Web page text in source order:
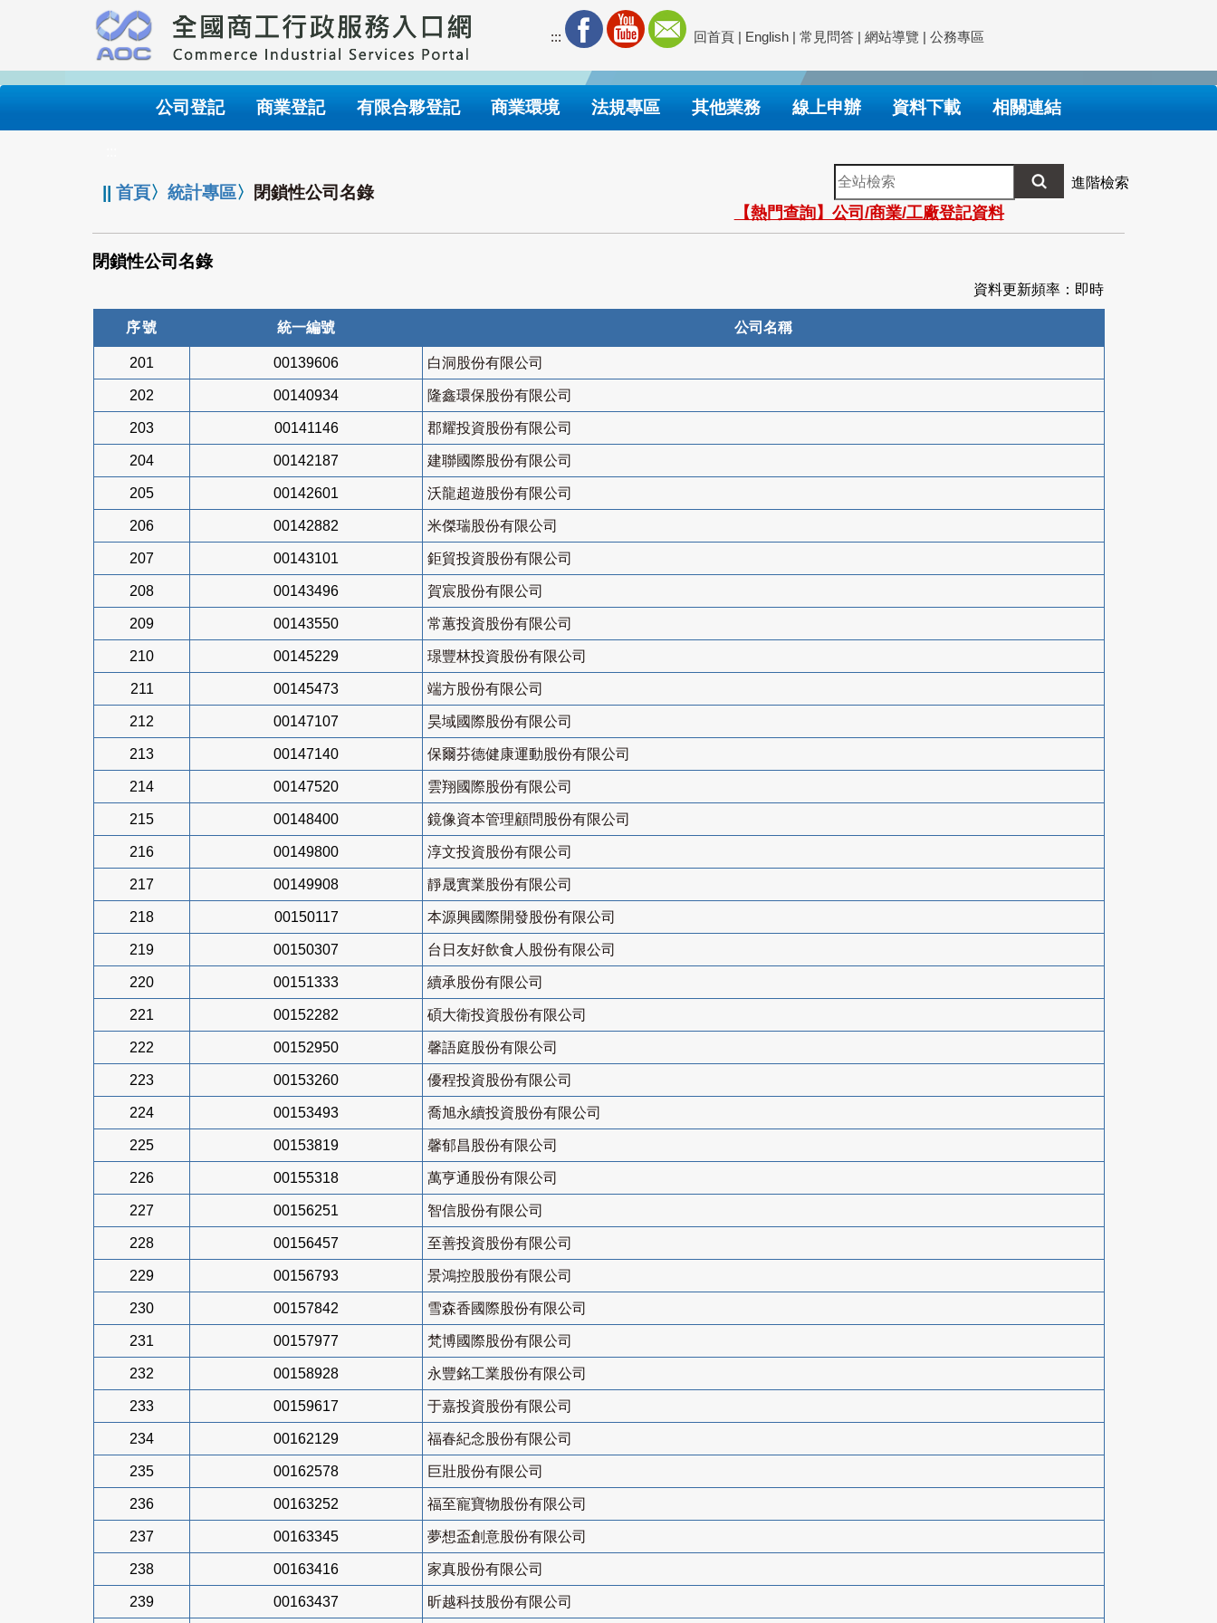
要
內
::: 回首頁 | English | 常見問答 | 網站導覽 | 公務專區
公司登記 商業登記 有限合夥登記 商業環境 法規專區 其他業務 線上申辦 資料下載 相關連結
||首頁〉統計專區〉 閉鎖性公司名錄
全
站
檢
索
進階檢索
【熱門查詢】公司/商業/工廠登記資料
閉鎖性公司名錄
資料更新頻率：即時
序號 統一編號 公司名稱
201 00139606 白洞股份有限公司
202 00140934 隆鑫環保股份有限公司
203 00141146 郡耀投資股份有限公司
204 00142187 建聯國際股份有限公司
205 00142601 沃龍超遊股份有限公司
206 00142882 米傑瑞股份有限公司
207 00143101 鉅貿投資股份有限公司
208 00143496 賀宸股份有限公司
209 00143550 常蕙投資股份有限公司
210 00145229 璟豐林投資股份有限公司
211 00145473 端方股份有限公司
212 00147107 昊域國際股份有限公司
213 00147140 保爾芬德健康運動股份有限公司
214 00147520 雲翔國際股份有限公司
215 00148400 鏡像資本管理顧問股份有限公司
216 00149800 淳文投資股份有限公司
217 00149908 靜晟實業股份有限公司
218 00150117 本源興國際開發股份有限公司
219 00150307 台日友好飲食人股份有限公司
220 00151333 續承股份有限公司
221 00152282 碩大衛投資股份有限公司
222 00152950 馨語庭股份有限公司
223 00153260 優程投資股份有限公司
224 00153493 喬旭永續投資股份有限公司
225 00153819 馨郁昌股份有限公司
226 00155318 萬亨通股份有限公司
227 00156251 智信股份有限公司
228 00156457 至善投資股份有限公司
229 00156793 景鴻控股股份有限公司
230 00157842 雪森香國際股份有限公司
231 00157977 梵博國際股份有限公司
232 00158928 永豐銘工業股份有限公司
233 00159617 于嘉投資股份有限公司
234 00162129 福春紀念股份有限公司
235 00162578 巨壯股份有限公司
236 00163252 福至寵寶物股份有限公司
237 00163345 夢想盃創意股份有限公司
238 00163416 家真股份有限公司
239 00163437 昕越科技股份有限公司